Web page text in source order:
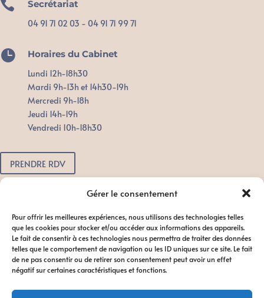
Gérer le consentement
Pour offrir les meilleures expériences, nous utilisons des technologies telles
que les cookies pour stocker et/ou accéder aux informations des appareils.
Le fait de consentir à ces technologies nous permettra de traiter des données
telles que le comportement de navigation ou les ID uniques sur ce site. Le fait
de ne pas consentir ou de retirer son consentement peut avoir un effet
négatif sur certaines caractéristiques et fonctions.

Secrétariat
04 91 71 02 03 - 04 91 71 99 71

Horaires du Cabinet
Lundi 12h-18h30
Mardi 9h-13h et 14h30-19h
Mercredi 9h-18h
Jeudi 14h-19h
Vendredi 10h-18h30
PRENDRE RDV
Pour toute urgence, n'attendez pas.
afin de favoriser le bon déroulement
du traitement.